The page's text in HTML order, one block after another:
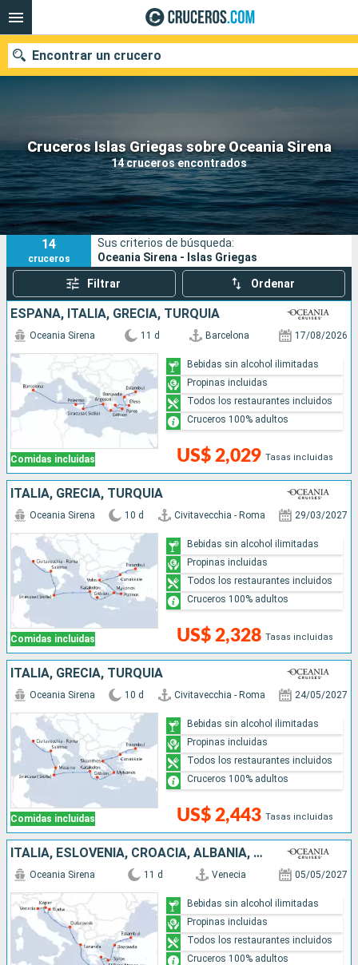
Cruceros Islas Griegas sobre Oceania Sirena
14 cruceros encontrados
Encontrar un crucero
Nuestros destinos
Fecha de salida
Puertos Compañías
Buscar
14
cruceros
Sus criterios de búsqueda:
Oceania Sirena - Islas Griegas
Filtrar Ordenar
ESPAÑA, ITALIA, GRECIA, TURQUÍA
Comidas incluidas
Oceania Sirena 11 d Barcelona 17/08/2026
US$ 2,029 Tasas incluidas
Bebidas sin alcohol ilimitadas
Propinas incluidas
Todos los restaurantes incluidos
Cruceros 100% adultos
ITALIA, GRECIA, TURQUÍA
Comidas incluidas
Oceania Sirena 10 d Civitavecchia - Roma 29/03/2027
US$ 2,328 Tasas incluidas
Bebidas sin alcohol ilimitadas
Propinas incluidas
Todos los restaurantes incluidos
Cruceros 100% adultos
ITALIA, GRECIA, TURQUÍA
Comidas incluidas
Oceania Sirena 10 d Civitavecchia - Roma 24/05/2027
US$ 2,443 Tasas incluidas
Bebidas sin alcohol ilimitadas
Propinas incluidas
Todos los restaurantes incluidos
Cruceros 100% adultos
ITALIA, ESLOVENIA, CROACIA, ALBANIA, GRECIA, TURQUÍA
Oceania Sirena 11 d Venecia 05/05/2027
Bebidas sin alcohol ilimitadas
Propinas incluidas
Todos los restaurantes incluidos
Cruceros 100% adultos